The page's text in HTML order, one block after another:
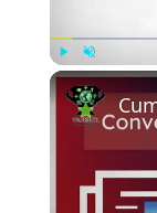
Play Unmute